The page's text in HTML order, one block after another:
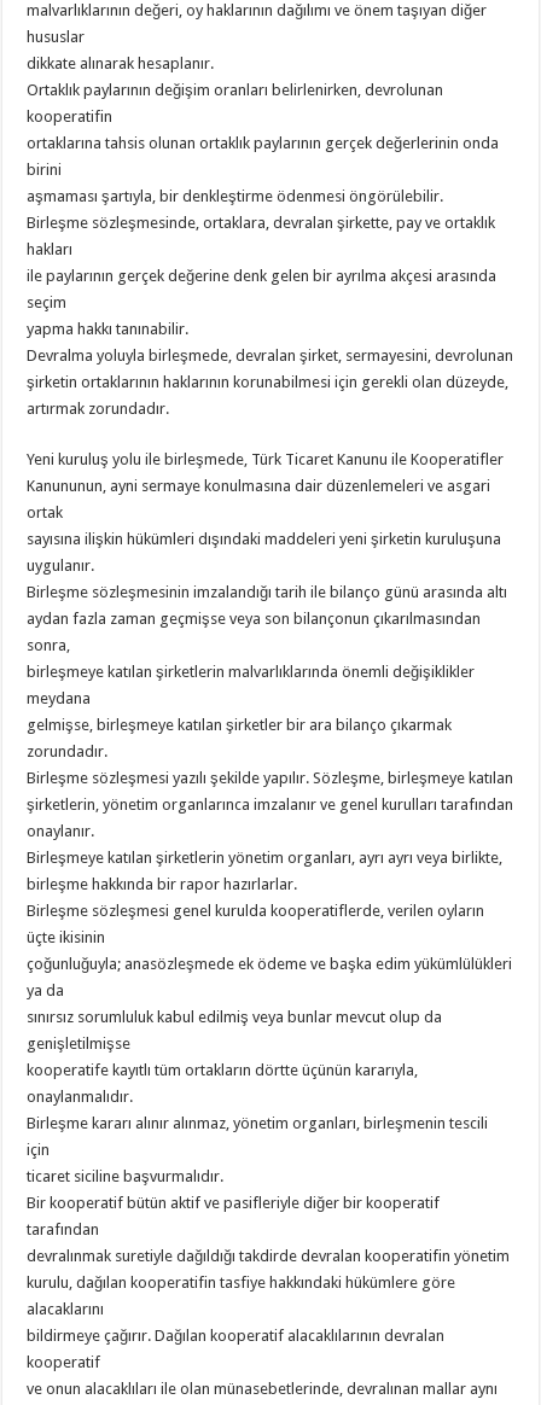
malvarlıklarının değeri, oy haklarının dağılımı ve önem taşıyan diğer
hususlar
dikkate alınarak hesaplanır.
Ortaklık paylarının değişim oranları belirlenirken, devrolunan
kooperatifin
ortaklarına tahsis olunan ortaklık paylarının gerçek değerlerinin onda
birini
aşmaması şartıyla, bir denkleştirme ödenmesi öngörülebilir.
Birleşme sözleşmesinde, ortaklara, devralan şirkette, pay ve ortaklık
hakları
ile paylarının gerçek değerine denk gelen bir ayrılma akçesi arasında
seçim
yapma hakkı tanınabilir.
Devralma yoluyla birleşmede, devralan şirket, sermayesini, devrolunan
şirketin ortaklarının haklarının korunabilmesi için gerekli olan düzeyde,
artırmak zorundadır.
Yeni kuruluş yolu ile birleşmede, Türk Ticaret Kanunu ile Kooperatifler
Kanununun, ayni sermaye konulmasına dair düzenlemeleri ve asgari
ortak
sayısına ilişkin hükümleri dışındaki maddeleri yeni şirketin kuruluşuna
uygulanır.
Birleşme sözleşmesinin imzalandığı tarih ile bilanço günü arasında altı
aydan fazla zaman geçmişse veya son bilançonun çıkarılmasından
sonra,
birleşmeye katılan şirketlerin malvarlıklarında önemli değişiklikler
meydana
gelmişse, birleşmeye katılan şirketler bir ara bilanço çıkarmak
zorundadır.
Birleşme sözleşmesi yazılı şekilde yapılır. Sözleşme, birleşmeye katılan
şirketlerin, yönetim organlarınca imzalanır ve genel kurulları tarafından
onaylanır.
Birleşmeye katılan şirketlerin yönetim organları, ayrı ayrı veya birlikte,
birleşme hakkında bir rapor hazırlarlar.
Birleşme sözleşmesi genel kurulda kooperatiflerde, verilen oyların
üçte ikisinin
çoğunluğuyla; anasözleşmede ek ödeme ve başka edim yükümlülükleri
ya da
sınırsız sorumluluk kabul edilmiş veya bunlar mevcut olup da
genişletilmişse
kooperatife kayıtlı tüm ortakların dörtte üçünün kararıyla,
onaylanmalıdır.
Birleşme kararı alınır alınmaz, yönetim organları, birleşmenin tescili
için
ticaret siciline başvurmalıdır.
Bir kooperatif bütün aktif ve pasifleriyle diğer bir kooperatif
tarafından
devralınmak suretiyle dağıldığı takdirde devralan kooperatifin yönetim
kurulu, dağılan kooperatifin tasfiye hakkındaki hükümlere göre
alacaklarını
bildirmeye çağırır. Dağılan kooperatif alacaklılarının devralan
kooperatif
ve onun alacaklıları ile olan münasebetlerinde, devralınan mallar aynı